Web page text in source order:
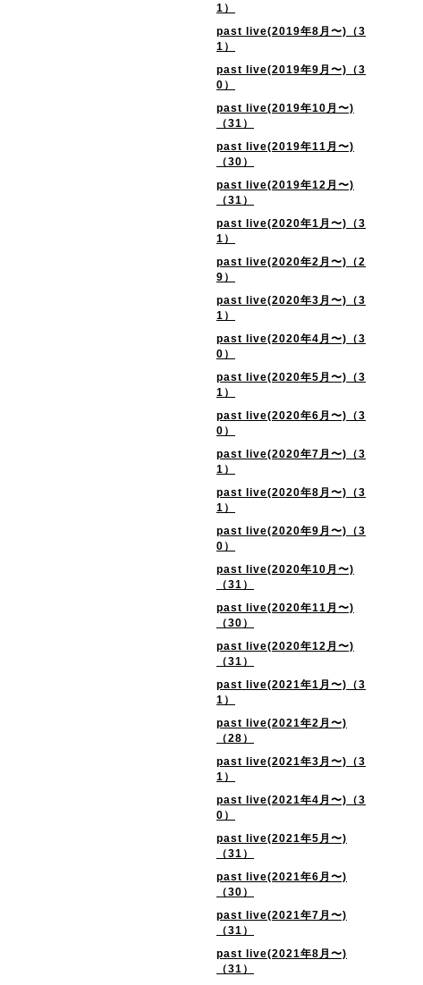
1）
past live(2019年8月〜)（3
1）
past live(2019年9月〜)（3
0）
past live(2019年10月〜)
（31）
past live(2019年11月〜)
（30）
past live(2019年12月〜)
（31）
past live(2020年1月〜)（3
1）
past live(2020年2月〜)（2
9）
past live(2020年3月〜)（3
1）
past live(2020年4月〜)（3
0）
past live(2020年5月〜)（3
1）
past live(2020年6月〜)（3
0）
past live(2020年7月〜)（3
1）
past live(2020年8月〜)（3
1）
past live(2020年9月〜)（3
0）
past live(2020年10月〜)
（31）
past live(2020年11月〜)
（30）
past live(2020年12月〜)
（31）
past live(2021年1月〜)（3
1）
past live(2021年2月〜)
（28）
past live(2021年3月〜)（3
1）
past live(2021年4月〜)（3
0）
past live(2021年5月〜)
（31）
past live(2021年6月〜)
（30）
past live(2021年7月〜)
（31）
past live(2021年8月〜)
（31）